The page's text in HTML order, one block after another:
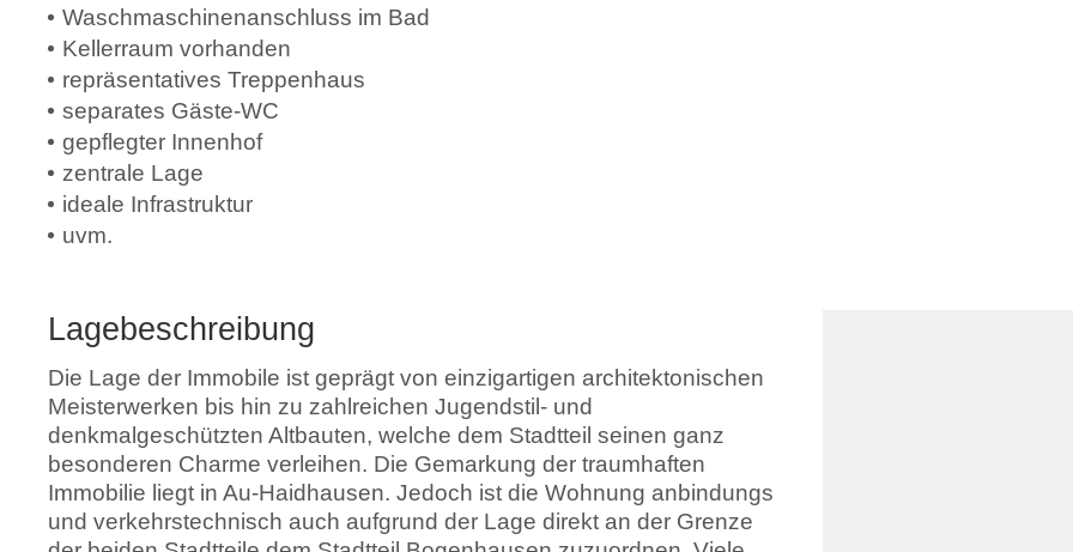
Waschmaschinenanschluss im Bad
Kellerraum vorhanden
repräsentatives Treppenhaus
separates Gäste-WC
gepflegter Innenhof
zentrale Lage
ideale Infrastruktur
uvm.
Lagebeschreibung
Die Lage der Immobile ist geprägt von einzigartigen architektonischen
Meisterwerken bis hin zu zahlreichen Jugendstil- und
denkmalgeschützten Altbauten, welche dem Stadtteil seinen ganz
besonderen Charme verleihen. Die Gemarkung der traumhaften
Immobilie liegt in Au-Haidhausen. Jedoch ist die Wohnung anbindungs
und verkehrstechnisch auch aufgrund der Lage direkt an der Grenze